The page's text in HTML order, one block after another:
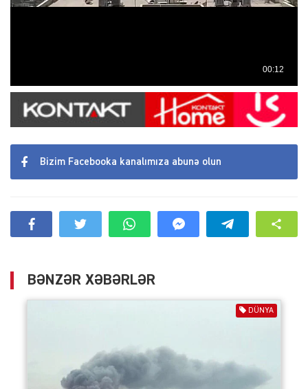
Bizim Facebooka kanalımıza abunə olun
BƏNZƏR XƏBƏRLƏR
DÜNYA